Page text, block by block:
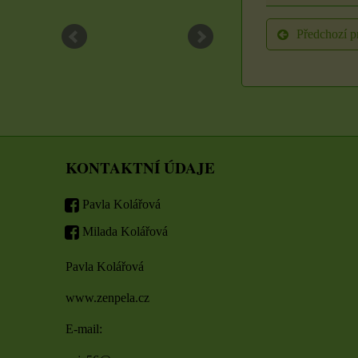
Předchozí
ZVOLTE
KONTAKTNÍ ÚDAJE
Pavla Kolářová
Milada Kolářová
Pavla Kolářová
www.zenpela.cz
E-mail: